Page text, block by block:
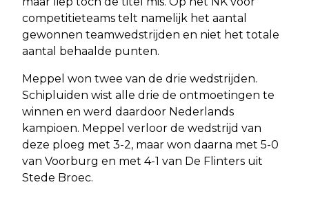
competitieteams telt namelijk het aantal
gewonnen teamwedstrijden en niet het totale
aantal behaalde punten.
Meppel won twee van de drie wedstrijden.
Schipluiden wist alle drie de ontmoetingen te
winnen en werd daardoor Nederlands
kampioen. Meppel verloor de wedstrijd van
deze ploeg met 3-2, maar won daarna met 5-0
van Voorburg en met 4-1 van De Flinters uit
Stede Broec.